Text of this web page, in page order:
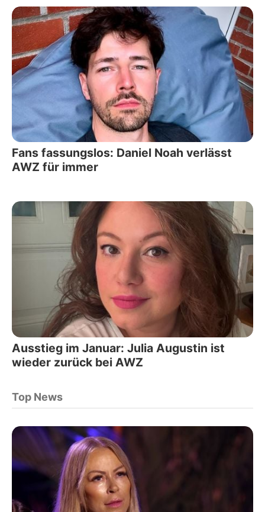
Fans fassungslos: Daniel Noah verlässt
AWZ für immer
Ausstieg im Januar: Julia Augustin ist
wieder zurück bei AWZ
Top News